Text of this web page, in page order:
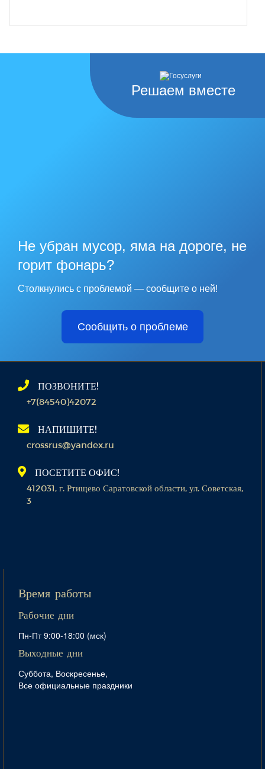
Решаем вместе
Не убран мусор, яма на дороге, не
горит фонарь?
Столкнулись с проблемой — сообщите о ней!
Сообщить о проблеме
ПОЗВОНИТЕ!
+7(84540)42072
НАПИШИТЕ!
crossrus@yandex.ru
ПОСЕТИТЕ ОФИС!
412031, г. Ртищево Саратовской области, ул. Советская,
3
Время работы
Рабочие дни
Пн-Пт 9:00-18:00 (мск)
Выходные дни
Суббота, Воскресенье,
Все официальные праздники